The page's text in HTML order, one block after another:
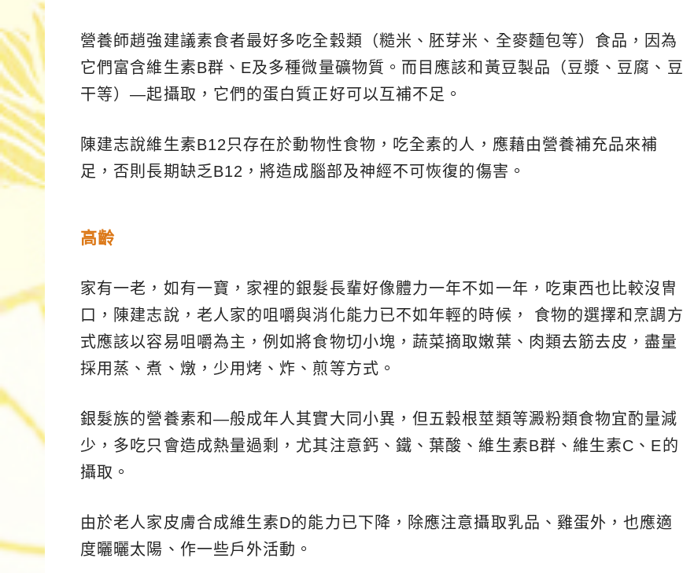
營養師趙強建議素食者最好多吃全穀類（糙米、胚芽米、全麥麵包等）食品，因為
它們富含維生素B群、E及多種微量礦物質。而目應該和黃豆製品（豆漿、豆腐、豆
干等）—起攝取，它們的蛋白質正好可以互補不足。
陳建志說維生素B12只存在於動物性食物，吃全素的人，應藉由營養補充品來補
足，否則長期缺乏B12，將造成腦部及神經不可恢復的傷害。
高齡
家有一老，如有一寶，家裡的銀髮長輩好像體力一年不如一年，吃東西也比較沒冑
口，陳建志說，老人家的咀嚼與消化能力已不如年輕的時候， 食物的選擇和烹調方
式應該以容易咀嚼為主，例如將食物切小塊，蔬菜摘取嫩葉、肉類去筋去皮，盡量
採用蒸、煮、燉，少用烤、炸、煎等方式。
銀髮族的營養素和—般成年人其實大同小異，但五穀根莖類等澱粉類食物宜酌量減
少，多吃只會造成熱量過剩，尤其注意鈣、鐵、葉酸、維生素B群、維生素C、E的
攝取。
由於老人家皮膚合成維生素D的能力已下降，除應注意攝取乳品、雞蛋外，也應適
度曬曬太陽、作一些戶外活動。